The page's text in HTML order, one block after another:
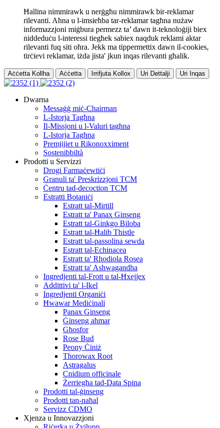
Ħallina nimmirawk u nerġgħu nimmirawk bir-reklamar
rilevanti. Aħna u l-imsieħba tar-reklamar tagħna nużaw
informazzjoni miġbura permezz ta’ dawn it-teknoloġiji biex
niddeduċu l-interessi tiegħek sabiex naqduk reklami aktar
rilevanti fuq siti oħra. Jekk ma tippermettix dawn il-cookies,
tirċievi reklamar, iżda jista' jkun inqas rilevanti għalik.
Aċċetta Kollha Aċċetta Irrifjuta Kollox Uri Dettalji Uri Inqas
Dwarna
Messaġġ miċ-Chairman
L-Istorja Tagħna
Il-Missjoni u l-Valuri tagħna
L-Istorja Taghna
Premjijiet u Rikonoxximent
Sostenibbiltà
Prodotti u Servizzi
Drogi Farmaċewtiċi
Granuli ta' Preskrizzjoni TCM
Ċentru tad-decoction TCM
Estratti Botaniċi
Estratt tal-Mirtill
Estratt ta' Panax Ginseng
Estratt tal-Ginkgo Biloba
Estratt tal-Ħalib Thistle
Estratt tal-passolina sewda
Estratt tal-Echinacea
Estratt ta' Rhodiola Rosea
Estratt ta' Ashwagandha
Ingredjenti tal-Frott u tal-Ħxejjex
Addittivi ta' l-Ikel
Ingredjenti Organiċi
Ħwawar Mediċinali
Panax Ginseng
Ġinseng aħmar
Għosfor
Rose Bud
Peony Ċiniż
Thorowax Root
Astragalus
Cnidium officinale
Żerriegħa tad-Data Spina
Prodotti tal-ġinseng
Prodotti tan-naħal
Servizz CDMO
Xjenza u Innovazzjoni